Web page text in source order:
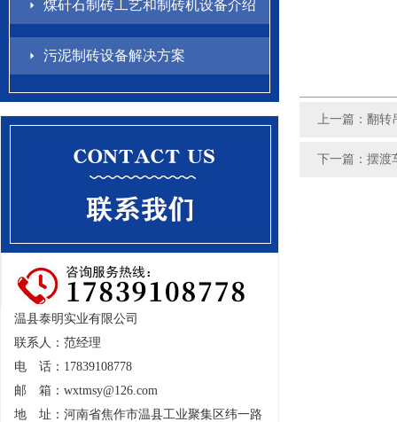
煤矸石制砖工艺和制砖机设备介绍
污泥制砖设备解决方案
温县泰明实业有限公司
联系人：范经理
电 话：17839108778
邮 箱： wxtmsy@126.com
地 址：河南省焦作市温县工业聚集区纬一路
上一篇： 翻转
下一篇： 摆渡